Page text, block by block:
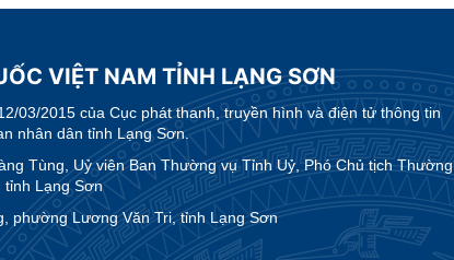
VIỆT NAM TỈNH LẠNG SƠN
03/2015 của Cục phát thanh, truyền hình và điện tử thông tin
nhân dân tỉnh Lạng Sơn.
Tùng, Uỷ viên Ban Thường vụ Tỉnh Uỷ, Phó Chủ tịch Thường
tỉnh Lạng Sơn
phường Lương Văn Tri, tỉnh Lạng Sơn